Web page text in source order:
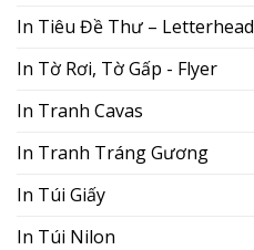
In Tiêu Đề Thư – Letterhead
In Tờ Rơi, Tờ Gấp - Flyer
In Tranh Cavas
In Tranh Tráng Gương
In Túi Giấy
In Túi Nilon